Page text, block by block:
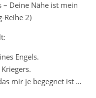
– Deine Nähe ist mein
Reihe 2)
Engels.
mir je begegnet ist …